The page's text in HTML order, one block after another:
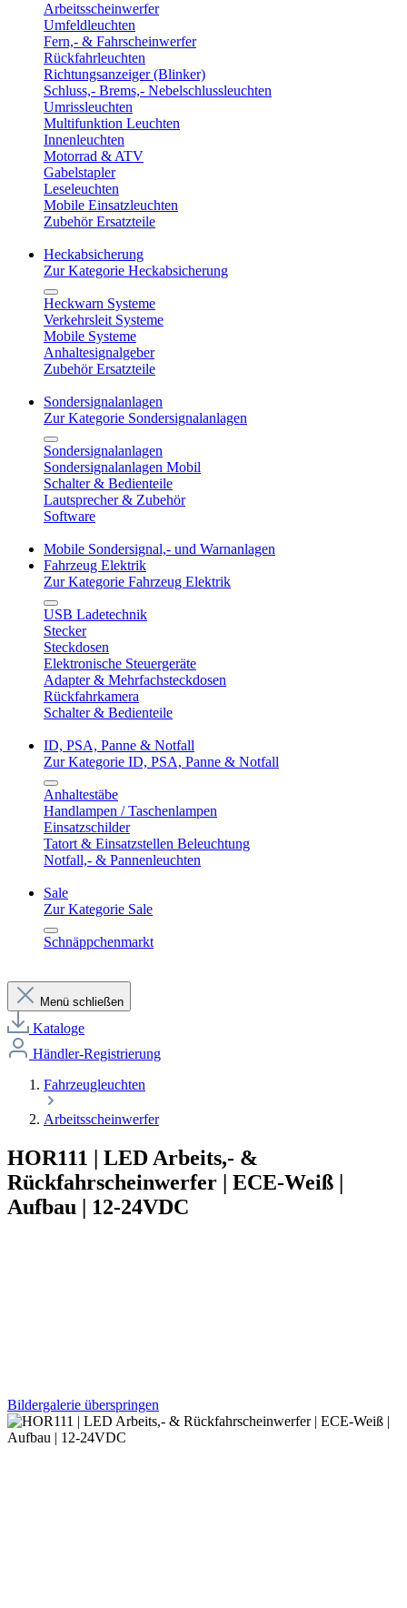
Arbeitsscheinwerfer
Umfeldleuchten
Fern,- & Fahrscheinwerfer
Rückfahrleuchten
Richtungsanzeiger (Blinker)
Schluss,- Brems,- Nebelschlussleuchten
Umrissleuchten
Multifunktion Leuchten
Innenleuchten
Motorrad & ATV
Gabelstapler
Leseleuchten
Mobile Einsatzleuchten
Zubehör Ersatzteile
Heckabsicherung
Zur Kategorie Heckabsicherung
Heckwarn Systeme
Verkehrsleit Systeme
Mobile Systeme
Anhaltesignalgeber
Zubehör Ersatzteile
Sondersignalanlagen
Zur Kategorie Sondersignalanlagen
Sondersignalanlagen
Sondersignalanlagen Mobil
Schalter & Bedienteile
Lautsprecher & Zubehör
Software
Mobile Sondersignal,- und Warnanlagen
Fahrzeug Elektrik
Zur Kategorie Fahrzeug Elektrik
USB Ladetechnik
Stecker
Steckdosen
Elektronische Steuergeräte
Adapter & Mehrfachsteckdosen
Rückfahrkamera
Schalter & Bedienteile
ID, PSA, Panne & Notfall
Zur Kategorie ID, PSA, Panne & Notfall
Anhaltestäbe
Handlampen / Taschenlampen
Einsatzschilder
Tatort & Einsatzstellen Beleuchtung
Notfall,- & Pannenleuchten
Sale
Zur Kategorie Sale
Schnäppchenmarkt
Menü schließen
Kataloge
Händler-Registrierung
Fahrzeugleuchten
Arbeitsscheinwerfer
HOR111 | LED Arbeits,- &
Rückfahrscheinwerfer | ECE-Weiß |
Aufbau | 12-24VDC
Bildergalerie überspringen